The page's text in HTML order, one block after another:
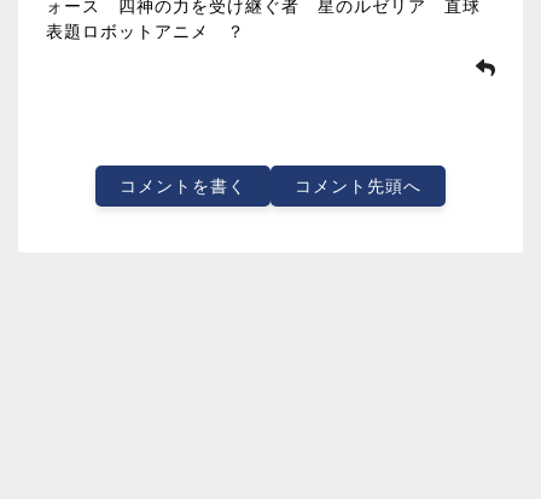
ォース 四神の力を受け継ぐ者 星のルゼリア 直球
表題ロボットアニメ ？
コメントを書く コメント先頭へ